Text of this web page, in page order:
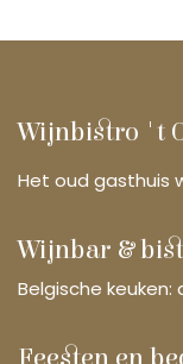
Wijnbistro 't
Het oud gasthuis
Wijnbar &
Belgische keuken: